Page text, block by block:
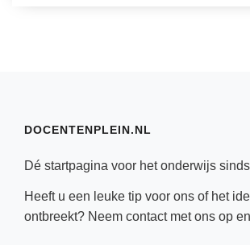
DOCENTENPLEIN.NL
Dé startpagina voor het onderwijs
Heeft u een leuke tip voor ons of het
ontbreekt? Neem contactmet ons op